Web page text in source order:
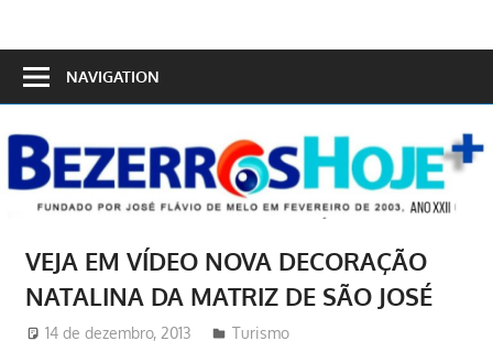
content
Bezerros
Hoje
NAVIGATION
VEJA EM VÍDEO NOVA DECORAÇÃO
NATALINA DA MATRIZ DE SÃO JOSÉ
14 de dezembro, 2013 Redator
Turismo